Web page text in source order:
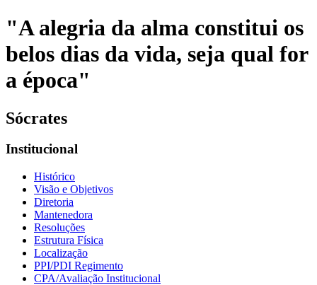
"A alegria da alma constitui os
belos dias da vida, seja qual for
a época"
Sócrates
Institucional
Histórico
Visão e Objetivos
Diretoria
Mantenedora
Resoluções
Estrutura Física
Localização
PPI/PDI Regimento
CPA/Avaliação Institucional